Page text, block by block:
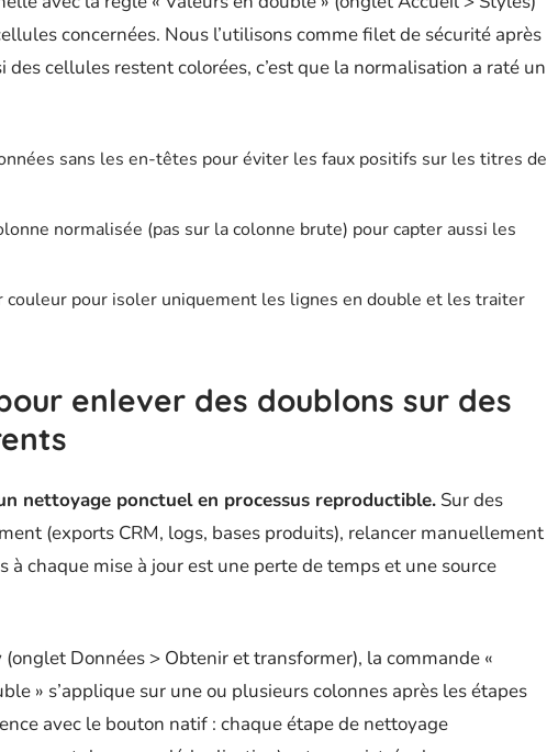
concernées. Nous l’utilisons comme filet de sécurité après
cellules restent colorées, c’est que la normalisation a raté un
sans les en-têtes pour éviter les faux positifs sur les titres de
normalisée (pas sur la colonne brute) pour capter aussi les
couleur pour isoler uniquement les lignes en double et les traiter
enlever des doublons sur des
nettoyage ponctuel en processus reproductible. Sur des
(exports CRM, logs, bases produits), relancer manuellement
à chaque mise à jour est une perte de temps et une source
(onglet Données > Obtenir et transformer), la commande «
» s’applique sur une ou plusieurs colonnes après les étapes
avec le bouton natif : chaque étape de nettoyage